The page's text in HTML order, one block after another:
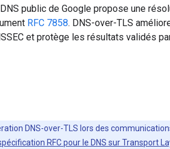
public de Google propose une
RFC 7858. DNS-over-TLS
et protège les résultats validés
DNS-over-TLS lors des
RFC pour le DNS sur Transport